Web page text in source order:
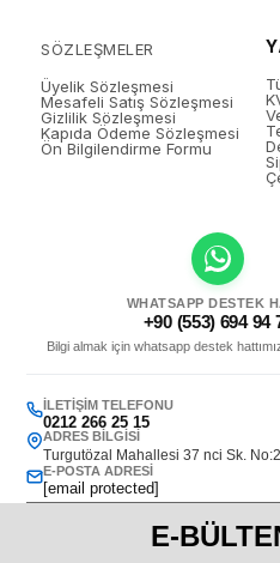
SÖZLEŞMELER
Üyelik Sözleşmesi
Mesafeli Satış Sözleşmesi
Gizlilik Sözleşmesi
Kapıda Ödeme Sözleşmesi
Ön Bilgilendirme Formu
WHATSAPP DESTEK
+90 (553) 694 94
Bilgi almak için whatsapp destek
İLETIŞIM TELEFONU
0212 266 25 15
ADRES BILGISI
Turgutözal Mahallesi 37 nci Sk.
E-POSTA ADRESI
[email protected]
E-